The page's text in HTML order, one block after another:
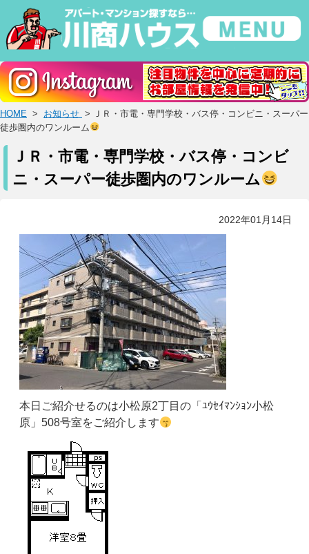
HOME > お知らせ > ＪＲ・市電・専門学校・バス停・コンビニ・スーパー
徒歩圏内のワンルーム
ＪＲ・市電・専門学校・バス停・コンビ
ニ・スーパー徒歩圏内のワンルーム
2022年01月14日
本日ご紹介せるのは小松原2丁目の「ﾕｳｾｲﾏﾝｼｮﾝ小松
原」508号室をご紹介します